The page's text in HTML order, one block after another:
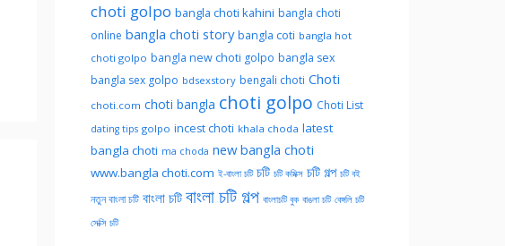
choti golpo bangla choti kahini bangla choti
online bangla choti story bangla coti bangla hot
choti golpo bangla new choti golpo bangla sex
bangla sex golpo bdsexstory bengali choti Choti
choti.com choti bangla choti golpo Choti List
dating tips golpo incest choti khala choda latest
bangla choti ma choda new bangla choti
www.bangla choti.com ই-বাংলা চটি চটি চটি কমিক্স চটি গল্প চটি বই
নতুন বাংলা চটি বাংলা চটি বাংলা চটি গল্প বাংলাচটি বুক বাঙলা চটি বেঙ্গলি চটি
সেক্সি চটি